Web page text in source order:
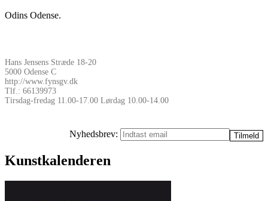
Odins Odense.
Hans Jensens Stræde 18-20
5000 Odense C
http://www.fynsgv.dk
Tlf.: 66139973
Tirsdag-fredag 11.00-17.00 Lørdag 10.00-14.00
Nyhedsbrev:
Kunstkalenderen